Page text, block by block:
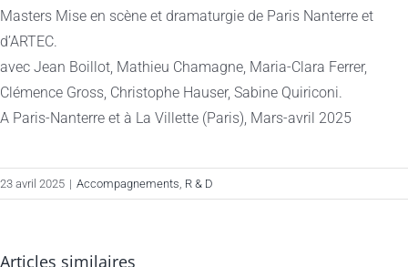
Masters Mise en scène et dramaturgie de Paris Nanterre et
d’ARTEC.
avec Jean Boillot, Mathieu Chamagne, Maria-Clara Ferrer,
Clémence Gross, Christophe Hauser, Sabine Quiriconi.
A Paris-Nanterre et à La Villette (Paris), Mars-avril 2025
23 avril 2025 | Accompagnements R & D
Articles similaires